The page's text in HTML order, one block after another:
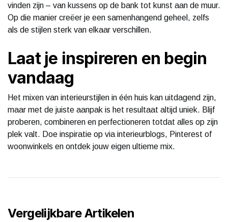
vinden zijn – van kussens op de bank tot kunst aan de muur.
Op die manier creëer je een samenhangend geheel, zelfs
als de stijlen sterk van elkaar verschillen.
Laat je inspireren en begin
vandaag
Het mixen van interieurstijlen in één huis kan uitdagend zijn,
maar met de juiste aanpak is het resultaat altijd uniek. Blijf
proberen, combineren en perfectioneren totdat alles op zijn
plek valt. Doe inspiratie op via interieurblogs, Pinterest of
woonwinkels en ontdek jouw eigen ultieme mix.
Vergelijkbare Artikelen